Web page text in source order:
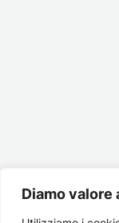
Diamo valore